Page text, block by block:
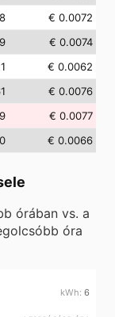
€ 0.0072
€ 0.0074
€ 0.0062
€ 0.0076
€ 0.0077
€ 0.0066
órában vs. a
óra
6